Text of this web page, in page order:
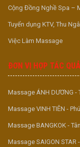
Cộng Đồng Nghề Spa –
Tuyển dụng KTV, Thu
Việc Làm Massage
ĐƠN VỊ HỢP TÁC
Massage ÁNH DƯƠNG -
Massage VINH TIÊN -
Massage BANGKOK -
Massage SAIGON STAR